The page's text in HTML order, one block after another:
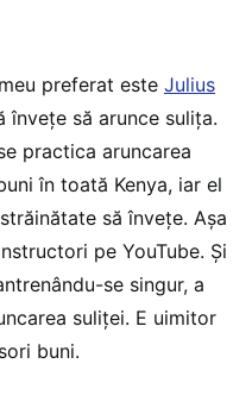
preferat este Julius
să arunce sulița.
practica aruncarea
în toată Kenya, iar el
să învețe. Așa
pe YouTube. Și
se singur, a
suliței. E uimitor
buni.